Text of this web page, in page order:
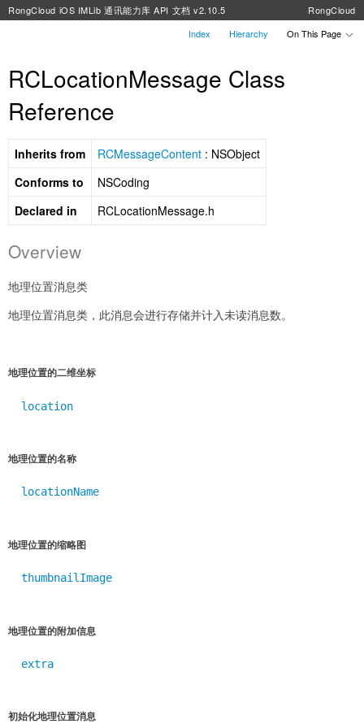
RongCloud iOS IMLib 通讯能力库 API 文档 v2.10.5
RongCloud
Index
Hierarchy On This Page
RCLocationMessage Class
Reference
Inherits from RCMessageContent : NSObject
Conforms to
NSCoding
Declared in
RCLocationMessage.h
Overview
地理位置消息类
地理位置消息类，此消息会进行存储并计入未读消息数。
地理位置的二维坐标
location
地理位置的名称
locationName
地理位置的缩略图
thumbnailImage
地理位置的附加信息
extra
初始化地理位置消息